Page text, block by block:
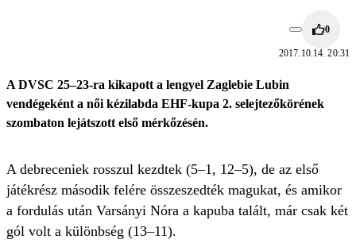
0
2017.10.14. 20:31
A DVSC 25–23-ra kikapott a lengyel Zaglebie Lubin
vendégeként a női kézilabda EHF-kupa 2. selejtezőkörének
szombaton lejátszott első mérkőzésén.
A debreceniek rosszul kezdtek (5–1, 12–5), de az első
játékrész második felére összeszedték magukat, és amikor
a fordulás után Varsányi Nóra a kapuba talált, már csak két
gól volt a különbség (13–11).